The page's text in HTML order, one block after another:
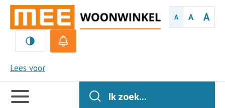
A A A
Lees voor
MEE
Handige
links
Ik zoek...